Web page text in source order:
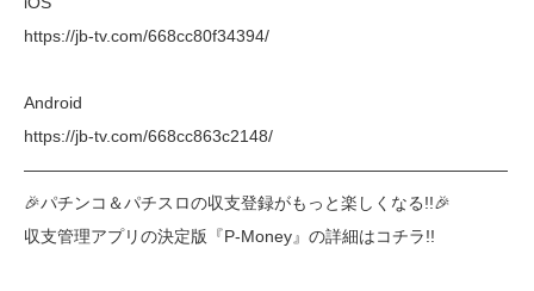
https://jb-tv.com/668cc80f34394/
Android
https://jb-tv.com/668cc863c2148/
―――――――――――――――――――――――――――――
🎉パチンコ＆パチスロの収支登録がもっと楽しくなる!!🎉
収支管理アプリの決定版『P-Money』の詳細はコチラ!!